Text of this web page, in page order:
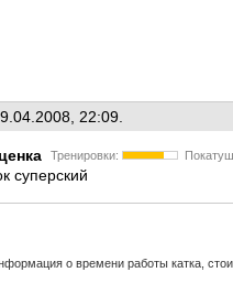
22:09.
Тренировки:
суперский
о времени работы катка,